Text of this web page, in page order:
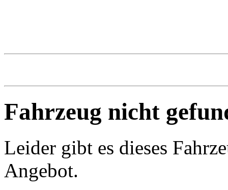
Fahrzeug nicht
Leider gibt es dieses
Angebot.